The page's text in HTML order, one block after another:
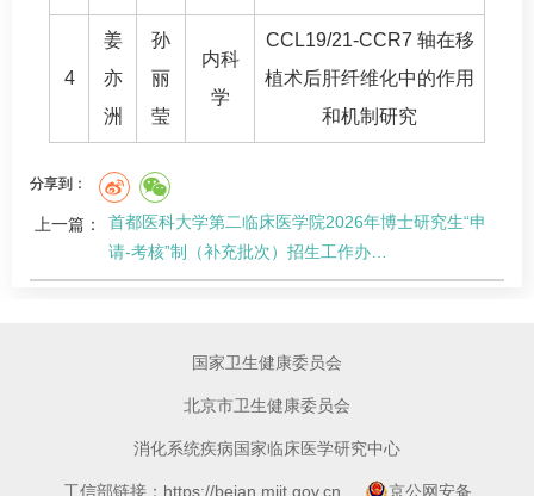
4
姜
亦
洲
孙
丽
莹
内科
学
CCL19/21-CCR7 轴在移
植术后肝纤维化中的作用
和机制研究
分享到：
上一篇：
首都医科大学第二临床医学院2026年博士研究生“申
请-考核”制（补充批次）招生工作办…
国家卫生健康委员会
北京市卫生健康委员会
消化系统疾病国家临床医学研究中心
工信部链接：https://beian.miit.gov.cn 京公网安备